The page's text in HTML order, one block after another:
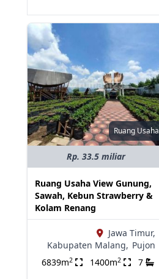
Ruang Usaha
Rp. 33.5 miliar
Ruang Usaha View Gunung,
Sawah, Kebun Strawberry &
Kolam Renang
Jawa Timur,
Kabupaten Malang, Pujon
6839m2 1400m2 7